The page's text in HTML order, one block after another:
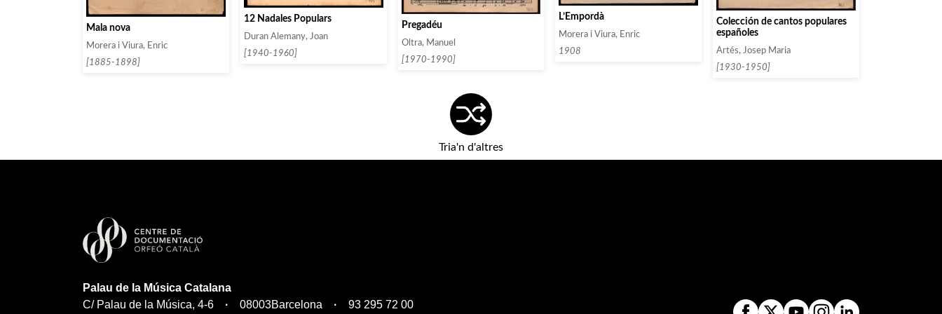
Mala nova
Morera i Viura, Enric
[1885-1898]
12 Nadales Populars
Duran Alemany, Joan
[1940-1960]
Pregadéu
Oltra, Manuel
[1970-1990]
L’Empordà
Morera i Viura, Enric
1908
Colección de cantos populares
españoles
Artés, Josep Maria
[1930-1950]
Tria'n d'altres
Palau de la Música Catalana
C/ Palau de la Música, 4-6
08003Barcelona 93 295 72 00